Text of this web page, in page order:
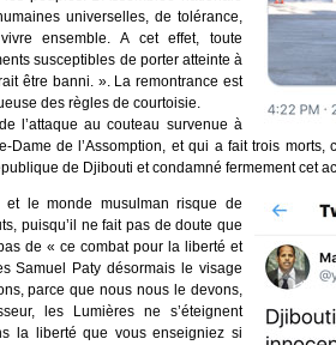
universelles, de tolérance,
ensemble. A cet effet, toute
susceptibles de porter atteinte à
être banni. ». La remontrance est
des règles de courtoisie.
l’attaque au couteau survenue à
Dame de l’Assomption, et qui a fait trois morts,
de Djibouti et condamné fermement cet
le monde musulman risque de
puisqu’il ne fait pas de doute que
de « ce combat pour la liberté et
Samuel Paty désormais le visage
parce que nous nous le devons,
les Lumières ne s’éteignent
la liberté que vous enseigniez si